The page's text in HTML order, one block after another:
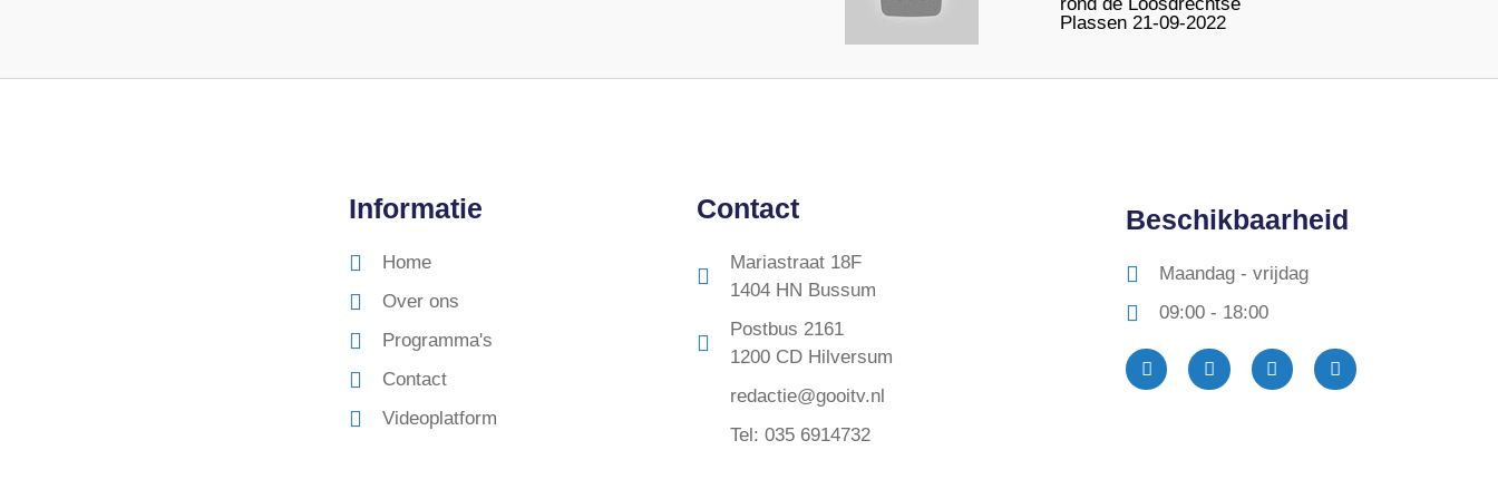
Plassen 21-09-2022
Informatie
Home
Over ons
Programma's
Contact
Videoplatform
Contact
Mariastraat 18F
1404 HN Bussum
Postbus 2161
1200 CD Hilversum
redactie@gooitv.nl
Tel: 035 6914732
Beschikbaarheid
Maandag - vrijdag
09:00 - 18:00